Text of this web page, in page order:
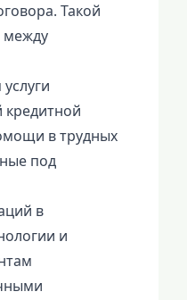
Такой
между
в трудных
под
в
и